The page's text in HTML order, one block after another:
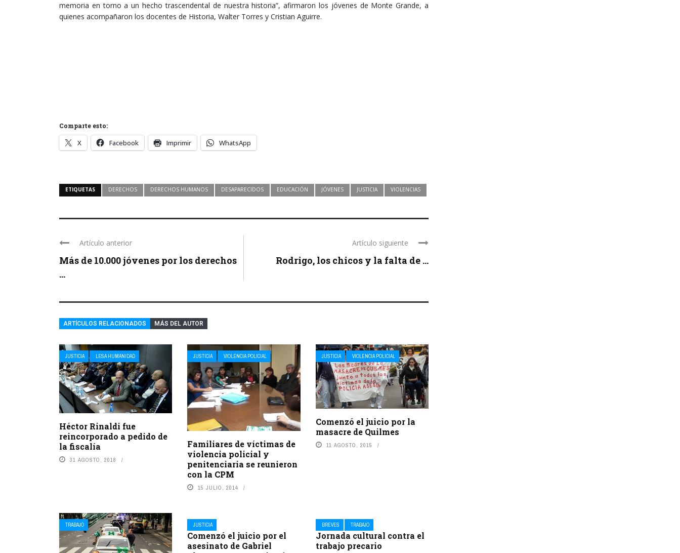
memoria en torno a un hecho trascendental de nuestra historia”, afirmaron los jóvenes de Monte Grande, a
quienes acompañaron los docentes de Historia, Walter Torres y Cristian Aguirre.
Comparte esto:
X Facebook Imprimir WhatsApp
ETIQUETAS DERECHOS DERECHOS HUMANOS DESAPARECIDOS EDUCACIÓN JÓVENES JUSTICIA VIOLENCIAS
Artículo anterior
Más de 10.000 jóvenes por los derechos
...
Artículo siguiente
Rodrigo, los chicos y la falta de ...
ARTÍCULOS RELACIONADOS MÁS DEL AUTOR
JUSTICIA LESA HUMANIDAD
Héctor Rinaldi fue
reincorporado a pedido de
la fiscalía
31 AGOSTO, 2018
JUSTICIA VIOLENCIA POLICIAL
Familiares de víctimas de
violencia policial y
penitenciaria se reunieron
con la CPM
15 JULIO, 2014
JUSTICIA VIOLENCIA POLICIAL
Comenzó el juicio por la
masacre de Quilmes
11 AGOSTO, 2015
TRABAJO JUSTICIA
Comenzó el juicio por el
asesinato de Gabriel
BREVES TRABAJO
Jornada cultural contra el
trabajo precario